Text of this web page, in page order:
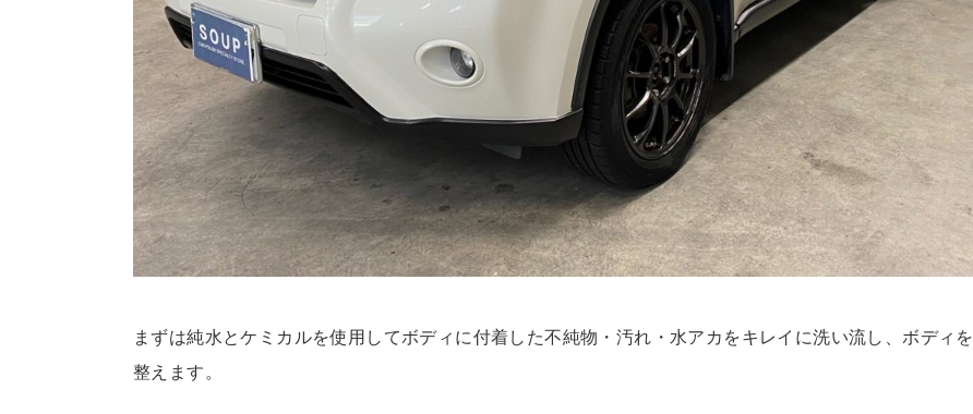
まずは純水とケミカルを使用してボディに付着した不純物・汚れ・水アカをキレイに洗い流し、ボディを
整えます。